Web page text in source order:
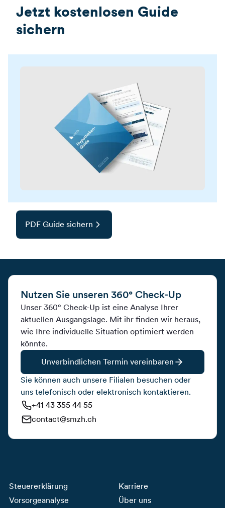
Jetzt kostenlosen Guide
sichern
PDF Guide sichern
Nutzen Sie unseren 360° Check-Up
Unser 360° Check-Up ist eine Analyse Ihrer
aktuellen Ausgangslage. Mit ihr finden wir heraus,
wie Ihre individuelle Situation optimiert werden
könnte.
Unverbindlichen Termin vereinbaren
Sie können auch unsere Filialen besuchen oder
uns telefonisch oder elektronisch kontaktieren.
+41 43 355 44 55
contact@smzh.ch
Steuererklärung
Vorsorgeanalyse
Karriere
Über uns